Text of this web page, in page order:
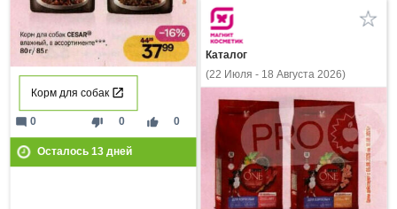
Корм для собак
thumb_down 0 thumb_up 0
mode_comment 0
Осталось 13дней
Каталог
(22 Июля - 18 Августа 2026)